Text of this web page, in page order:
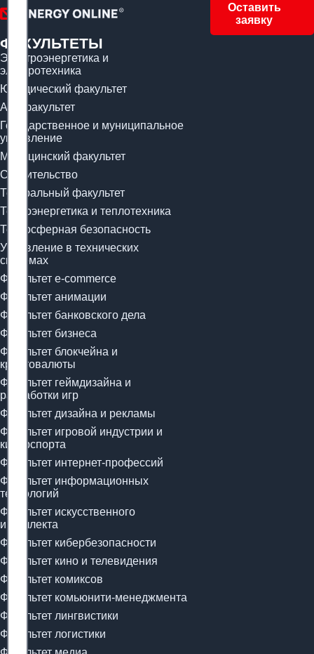
Оставить
заявку
ФАКУЛЬТЕТЫ
Электроэнергетика и
электротехника
Юридический факультет
Арт-факультет
Государственное и муниципальное
управление
Медицинский факультет
Строительство
Театральный факультет
Теплоэнергетика и теплотехника
Техносферная безопасность
Управление в технических
системах
Факультет e-commerce
Факультет анимации
Факультет банковского дела
Факультет бизнеса
Факультет блокчейна и
криптовалюты
Факультет геймдизайна и
разработки игр
Факультет дизайна и рекламы
Факультет игровой индустрии и
киберспорта
Факультет интернет-профессий
Факультет информационных
технологий
Факультет искусственного
интеллекта
Факультет кибербезопасности
Факультет кино и телевидения
Факультет комиксов
Факультет комьюнити-менеджмента
Факультет лингвистики
Факультет логистики